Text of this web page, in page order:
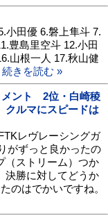
小田優 6.磐上隼斗 7.
豊島里空斗 12.小田
山根一人 17.秋山健
続きを読む »
メント 2位・白崎稜
クルマにスピードは
レヴレーシングガ
がずっと良かったの
（ストリーム）つか
決勝に対してどうか
のはでかいですね。